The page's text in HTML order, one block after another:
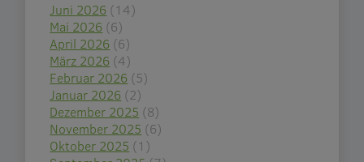
Juni 2026 (14)
Mai 2026 (6)
April 2026 (6)
März 2026 (4)
Februar 2026 (5)
Januar 2026 (2)
Dezember 2025 (8)
November 2025 (6)
Oktober 2025 (1)